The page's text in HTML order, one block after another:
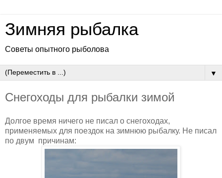
Зимняя рыбалка
Советы опытного рыболова
▼
Снегоходы для рыбалки зимой
Долгое время ничего не писал о снегоходах,
применяемых для поездок на зимнюю рыбалку. Не писал
по двум причинам: